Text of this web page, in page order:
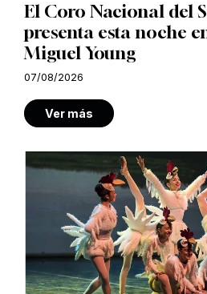
El Coro Nacional del
presenta esta noche
Miguel Young
07/08/2026
Ver más